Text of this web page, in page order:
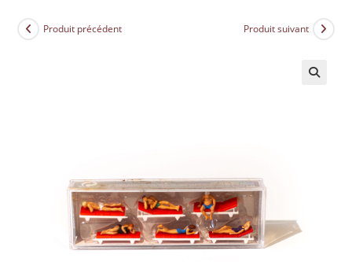
Produit précédent Produit suivant